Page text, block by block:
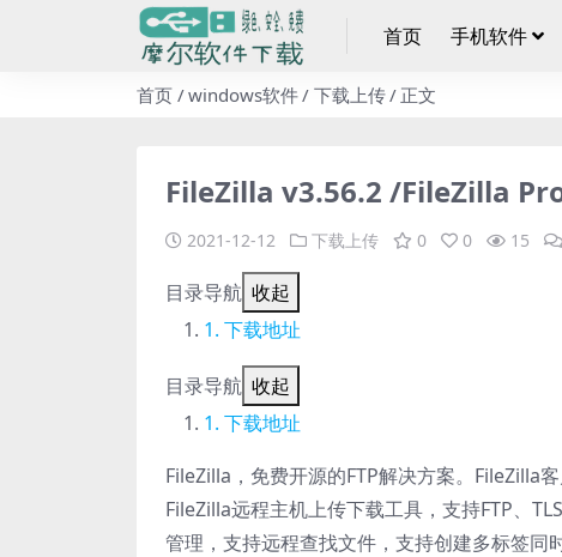
首页 手机软件
首页 windows软件 下载上传 正文
FileZilla v3.56.2 /FileZilla
2021-12-12 下载上传 0 0 15
目录导航 收起
下载地址
目录导航 收起
下载地址
FileZilla，免费开源的FTP解决方案。FileZilla
FileZilla远程主机上传下载工具，支持FTP、
管理，支持远程查找文件，支持创建多标签同